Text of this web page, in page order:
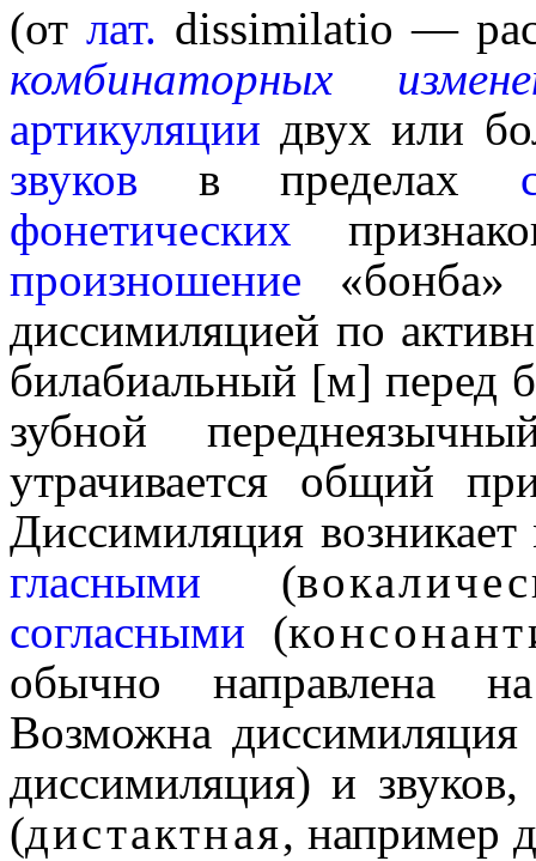
(от лат. dissimilatio —
комбинаторных
артикуляции двух или
звуков в пределах
фонетических
произношение «бонба»
диссими­ля­ци­ей по
билабиаль­ный [м] перед
зубной
утрачивается общий
Диссими­ля­ция
гласными (
согласными (
обычно направлена
Возможна
диссими­ля­ция) и
(дистактная, например